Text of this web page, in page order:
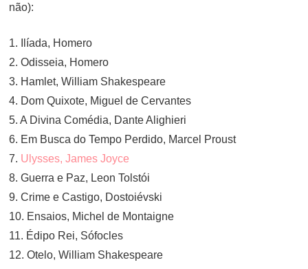
não):
1. Ilíada, Homero
2. Odisseia, Homero
3. Hamlet, William Shakespeare
4. Dom Quixote, Miguel de Cervantes
5. A Divina Comédia, Dante Alighieri
6. Em Busca do Tempo Perdido, Marcel Proust
7. Ulysses, James Joyce
8. Guerra e Paz, Leon Tolstói
9. Crime e Castigo, Dostoiévski
10. Ensaios, Michel de Montaigne
11. Édipo Rei, Sófocles
12. Otelo, William Shakespeare